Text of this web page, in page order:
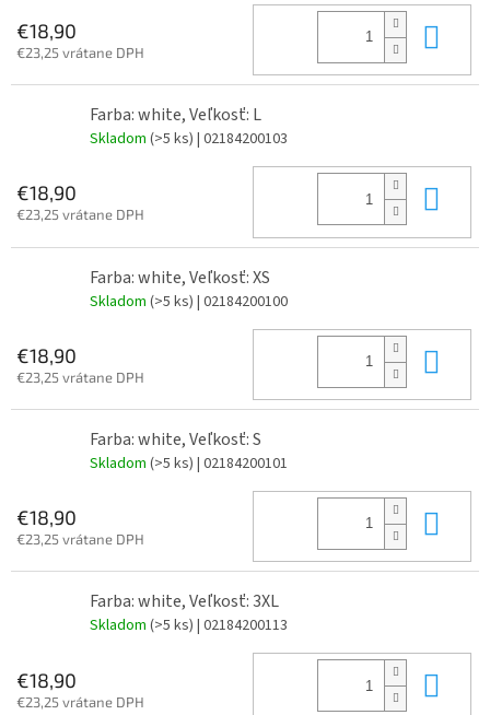
€18,90
€23,25 vrátane DPH
Farba: white, Veľkosť: L
Skladom (>5 ks) | 02184200103
€18,90
€23,25 vrátane DPH
Farba: white, Veľkosť: XS
Skladom (>5 ks) | 02184200100
€18,90
€23,25 vrátane DPH
Farba: white, Veľkosť: S
Skladom (>5 ks) | 02184200101
€18,90
€23,25 vrátane DPH
Farba: white, Veľkosť: 3XL
Skladom (>5 ks) | 02184200113
€18,90
€23,25 vrátane DPH